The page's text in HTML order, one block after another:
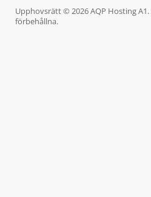
Upphovsrätt © 2026 AQP Hosting
förbehållna.